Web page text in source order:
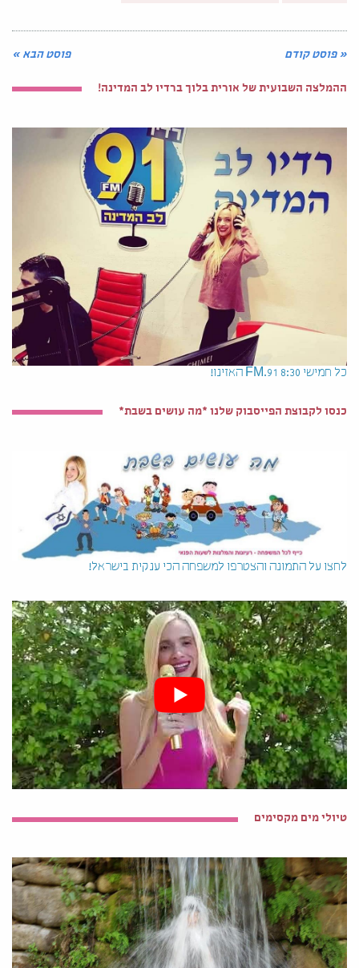
« פוסט קודם פוסט הבא »
ההמלצה השבועית של אורית בלוך ברדיו לב המדינה!
כל חמישי 8:30 91.FM האזינו!
כנסו לקבוצת הפייסבוק שלנו *מה עושים בשבת*
לחצו על התמונה והצטרפו למשפחה הכי ענקית בישראל!
טיולי מים מקסימים